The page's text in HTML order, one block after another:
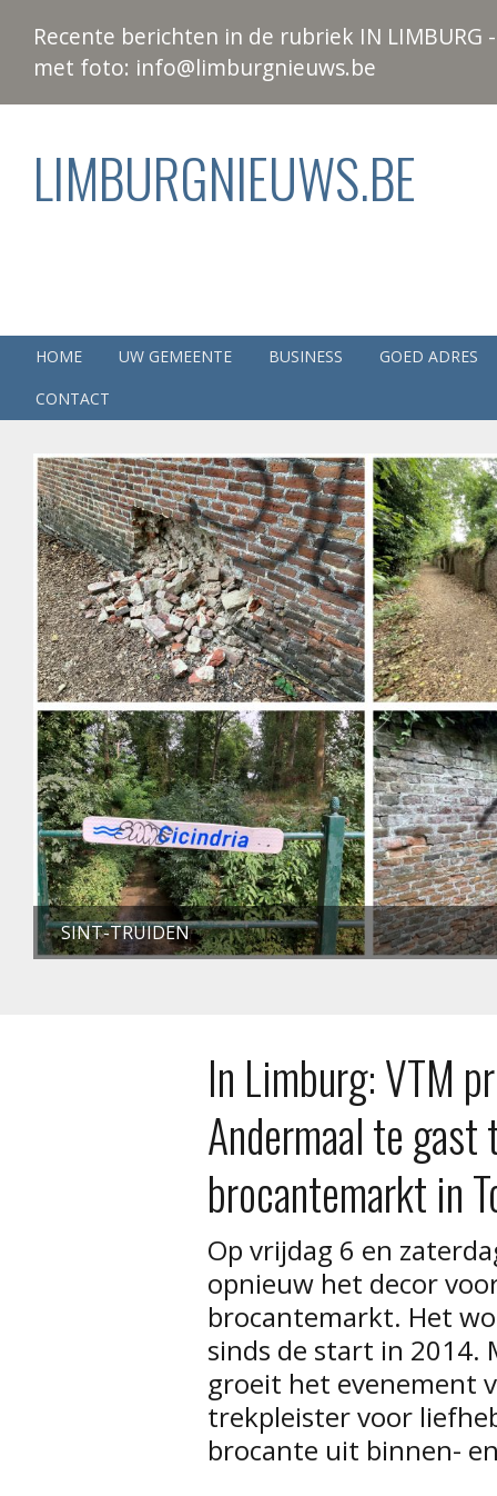
Recente berichten in de rubriek IN
met foto: info@limburgnieuws.be
LIMBURGNIEUWS.BE
HOME UW GEMEENTE BUSINESS
GOED ADRES
CONTACT
SINT-TRUIDEN
In Limburg: VTM
Andermaal te
brocantemarkt in
Op vrijdag 6 en
opnieuw het decor
brocantemarkt. Het
sinds de start in 2014.
groeit het evenement
trekpleister voor
brocante uit binnen-